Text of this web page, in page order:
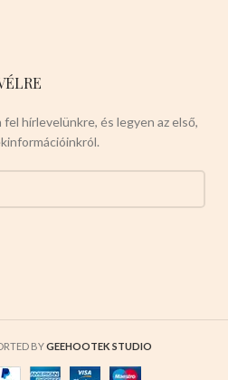
hírlevelünkre, és legyen az első,
BYGEEHOOTEK STUDIO